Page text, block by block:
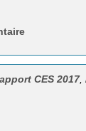
CES 2017,